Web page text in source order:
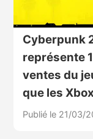
Cyberpunk
représente
ventes du
que les
Publié le 21/03/